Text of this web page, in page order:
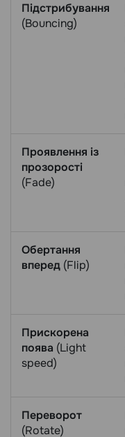
Підстрибування
(Bouncing)
Проявлення із
прозорості
(Fade)
Обертання
вперед (Flip)
Прискорена
поява (Light
speed)
Переворот
(Rotate)